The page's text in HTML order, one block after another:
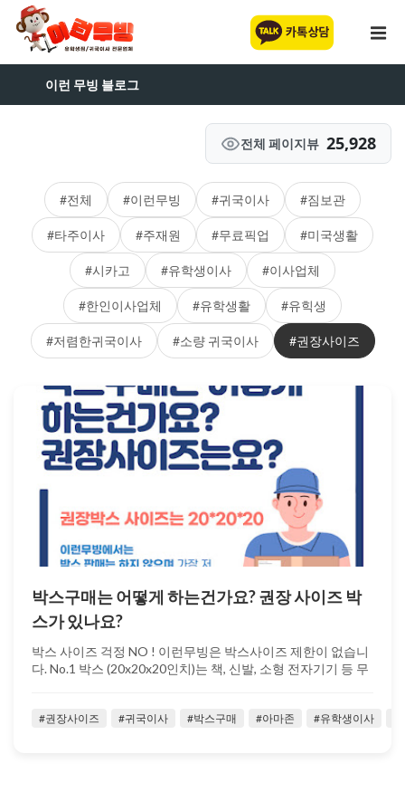
이런 무빙 블로그
전체 페이지뷰 25,928
#전체 #이런무빙 #귀국이사 #짐보관
#타주이사 #주재원 #무료픽업 #미국생활
#시카고 #유학생이사 #이사업체
#한인이사업체 #유학생활 #유힉생
#저렴한귀국이사 #소량 귀국이사 #권장사이즈
박스구매는 어떻게 하는건가요? 권장 사이즈 박
스가 있나요?
박스 사이즈 걱정 NO ! 이런무빙은 박스사이즈 제한이 없습니
다. No.1 박스 (20x20x20인치)는 책, 신발, 소형 전자기기 등 무
#권장사이즈 #귀국이사 #박스구매 #아마존 #유학생이사